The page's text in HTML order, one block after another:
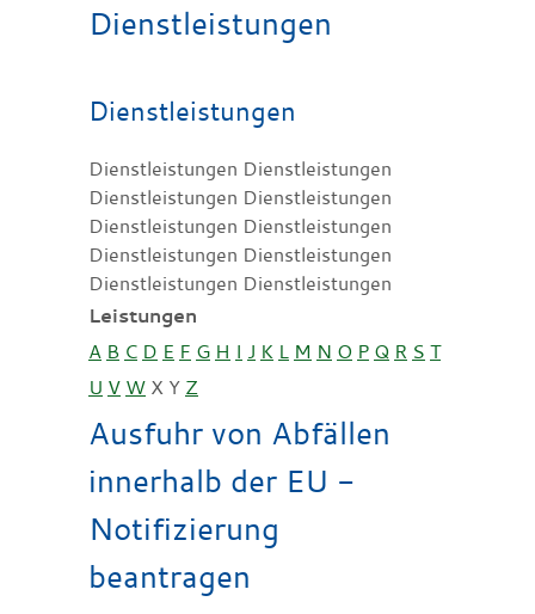
Dienstleistungen
Dienstleistungen
Dienstleistungen Dienstleistungen
Dienstleistungen Dienstleistungen
Dienstleistungen Dienstleistungen
Dienstleistungen Dienstleistungen
Dienstleistungen Dienstleistungen
Leistungen
A B C D E F G H I J K L M N O P Q R S T
U V W X Y Z
Ausfuhr von Abfällen
innerhalb der EU -
Notifizierung
beantragen